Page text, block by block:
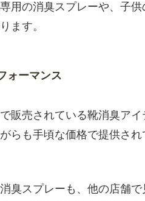
用の消臭スプレーや、子
ます。
ォーマンス
販売されている靴消臭ア
らも手頃な価格で提供さ
臭スプレーも、他の店舗